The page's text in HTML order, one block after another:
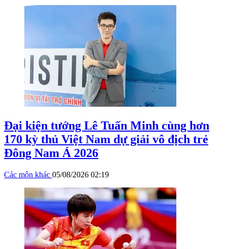
Đại kiện tướng Lê Tuấn Minh cùng hơn
170 kỳ thủ Việt Nam dự giải vô địch trẻ
Đông Nam Á 2026
Các môn khác 05/08/2026 02:19